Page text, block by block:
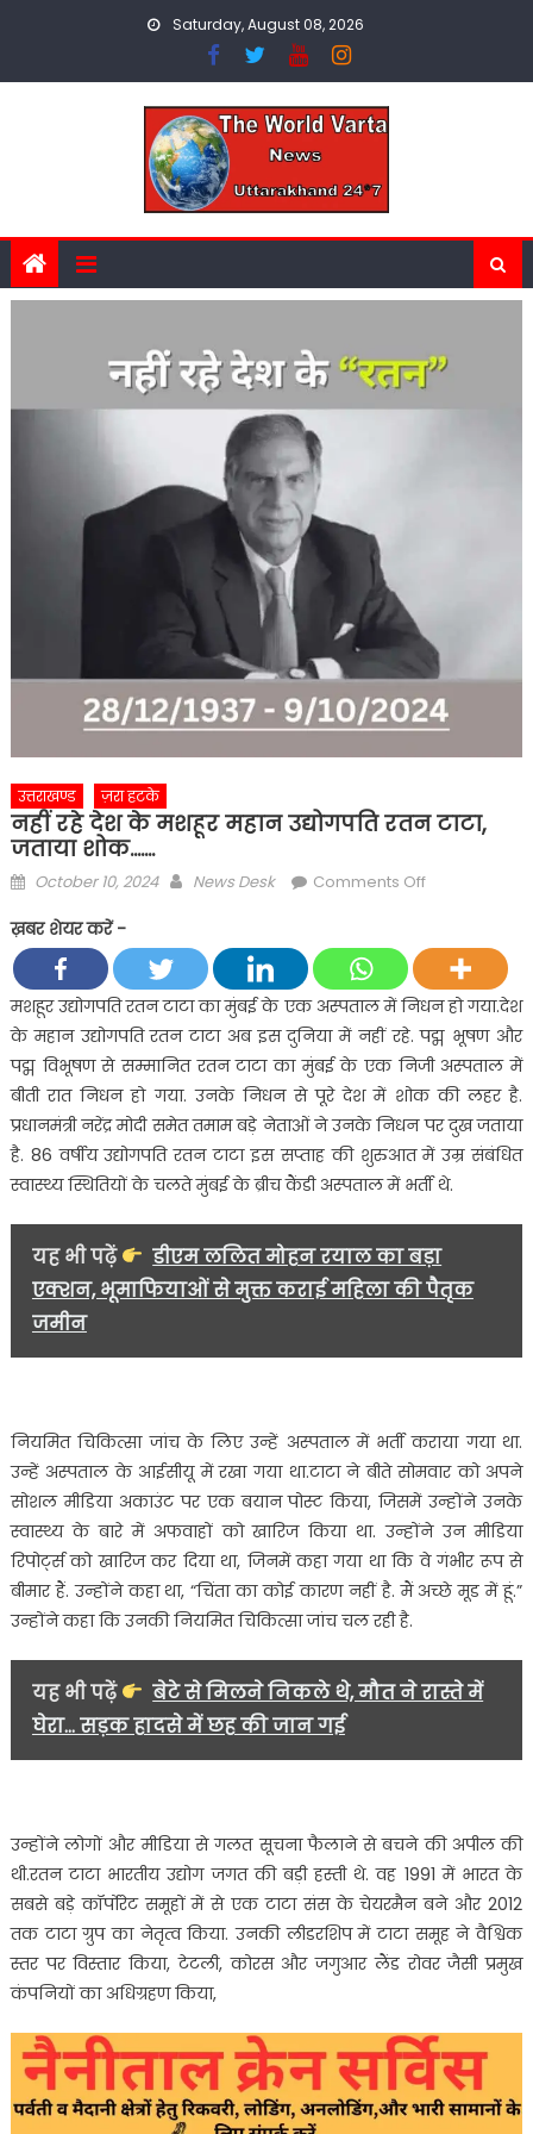
Saturday, August 08, 2026
उत्तराखण्ड ज़रा हटके
नहीं रहे देश के मशहूर महान उद्योगपति रतन टाटा,
जताया शोक…….
Posted
October 10, 2024 Author
News Desk Comments Offon
के
मशहूर
महान
उद्योगपति
रतन
टाटा,
जताया
शोक…….
ख़बर शेयर करें -
मशहूर उद्योगपति रतन टाटा का मुंबई के एक अस्पताल में निधन हो गया.देश
के महान उद्योगपति रतन टाटा अब इस दुनिया में नहीं रहे. पद्म भूषण और
पद्म विभूषण से सम्मानित रतन टाटा का मुंबई के एक निजी अस्पताल में
बीती रात निधन हो गया. उनके निधन से पूरे देश में शोक की लहर है.
प्रधानमंत्री नरेंद्र मोदी समेत तमाम बड़े नेताओं ने उनके निधन पर दुख जताया
है. 86 वर्षीय उद्योगपति रतन टाटा इस सप्ताह की शुरुआत में उम्र संबंधित
स्वास्थ्य स्थितियों के चलते मुंबई के ब्रीच कैंडी अस्पताल में भर्ती थे.
यह भी पढ़ें
डीएम ललित मोहन रयाल का बड़ा
एक्शन, भूमाफियाओं से मुक्त कराई महिला की पैतृक
जमीन
नियमित चिकित्सा जांच के लिए उन्हें अस्पताल में भर्ती कराया गया था.
उन्हें अस्पताल के आईसीयू में रखा गया था.टाटा ने बीते सोमवार को अपने
सोशल मीडिया अकाउंट पर एक बयान पोस्ट किया, जिसमें उन्होंने उनके
स्वास्थ्य के बारे में अफवाहों को खारिज किया था. उन्होंने उन मीडिया
रिपोर्ट्स को खारिज कर दिया था, जिनमें कहा गया था कि वे गंभीर रूप से
बीमार हैं. उन्होंने कहा था, “चिंता का कोई कारण नहीं है. मैं अच्छे मूड में हूं.”
उन्होंने कहा कि उनकी नियमित चिकित्सा जांच चल रही है.
यह भी पढ़ें
बेटे से मिलने निकले थे, मौत ने रास्ते में
घेरा... सड़क हादसे में छह की जान गई
उन्होंने लोगों और मीडिया से गलत सूचना फैलाने से बचने की अपील की
थी.रतन टाटा भारतीय उद्योग जगत की बड़ी हस्ती थे. वह 1991 में भारत के
सबसे बड़े कॉर्पोरेट समूहों में से एक टाटा संस के चेयरमैन बने और 2012
तक टाटा ग्रुप का नेतृत्व किया. उनकी लीडरशिप में टाटा समूह ने वैश्विक
स्तर पर विस्तार किया, टेटली, कोरस और जगुआर लैंड रोवर जैसी प्रमुख
कंपनियों का अधिग्रहण किया,